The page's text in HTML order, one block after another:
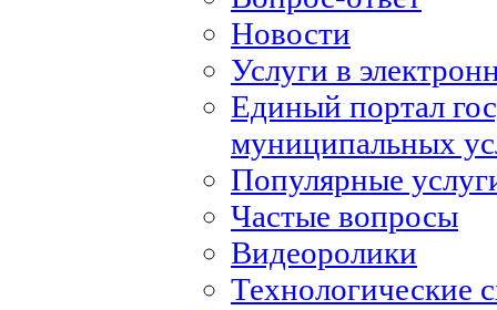
Новости
Услуги в
Единый портал
муниципальных
Популярные
Частые вопросы
Видеоролики
Технологические